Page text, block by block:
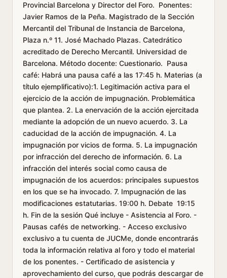
Provincial Barcelona y Director del Foro. Ponentes:
Javier Ramos de la Peña. Magistrado de la Sección
Mercantil del Tribunal de Instancia de Barcelona,
Plaza n.º 11. José Machado Plazas. Catedrático
acreditado de Derecho Mercantil. Universidad de
Barcelona. Método docente: Cuestionario. Pausa
café: Habrá una pausa café a las 17:45 h. Materias (a
título ejemplificativo):1. Legitimación activa para el
ejercicio de la acción de impugnación. Problemática
que plantea. 2. La enervación de la acción ejercitada
mediante la adopción de un nuevo acuerdo. 3. La
caducidad de la acción de impugnación. 4. La
impugnación por vicios de forma. 5. La impugnación
por infracción del derecho de información. 6. La
infracción del interés social como causa de
impugnación de los acuerdos: principales supuestos
en los que se ha invocado. 7. Impugnación de las
modificaciones estatutarias. 19:00 h. Debate 19:15
h. Fin de la sesión Qué incluye - Asistencia al Foro. -
Pausas cafés de networking. - Acceso exclusivo
exclusivo a tu cuenta de JUCMe, donde encontrarás
toda la información relativa al foro y todo el material
de los ponentes. - Certificado de asistencia y
aprovechamiento del curso, que podrás descargar de